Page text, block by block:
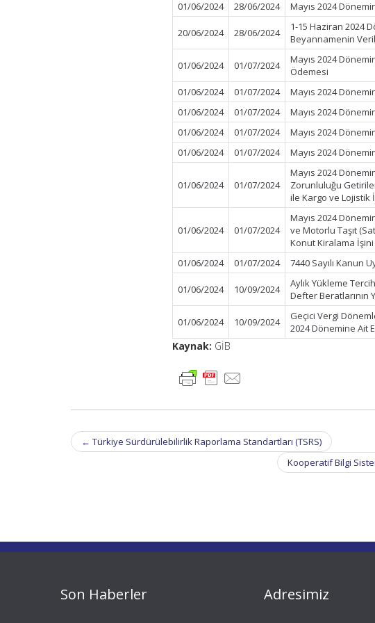
01/06/2024
28/06/2024 Mayıs 2024
20/06/2024 28/06/2024
1-15 Haziran 2024
Beyannamenin
01/06/2024 01/07/2024
Mayıs 2024
Ödemesi
01/06/2024
01/07/2024
Mayıs 2024
01/06/2024
01/07/2024
Mayıs 2024
01/06/2024
01/07/2024
Mayıs 2024
01/06/2024
01/07/2024 Mayıs 2024
01/06/2024 01/07/2024
Mayıs 2024
Zorunluluğu Getirilen
ile Kargo ve Lojistik
01/06/2024 01/07/2024
Mayıs 2024
ve Motorlu Taşıt
Konut Kiralama
01/06/2024
01/07/2024 7440 Sayılı Kanun
01/06/2024 10/09/2024
Aylık Yükleme
Defter Beratlarının
01/06/2024 10/09/2024
Geçici Vergi
2024 Dönemine Ait
Kaynak: GİB
Post
navigation
← Türkiye Sürdürülebilirlik Raporlama Standartları (TSRS)
Kooperatif Bilgi
Son Haberler Adresimiz